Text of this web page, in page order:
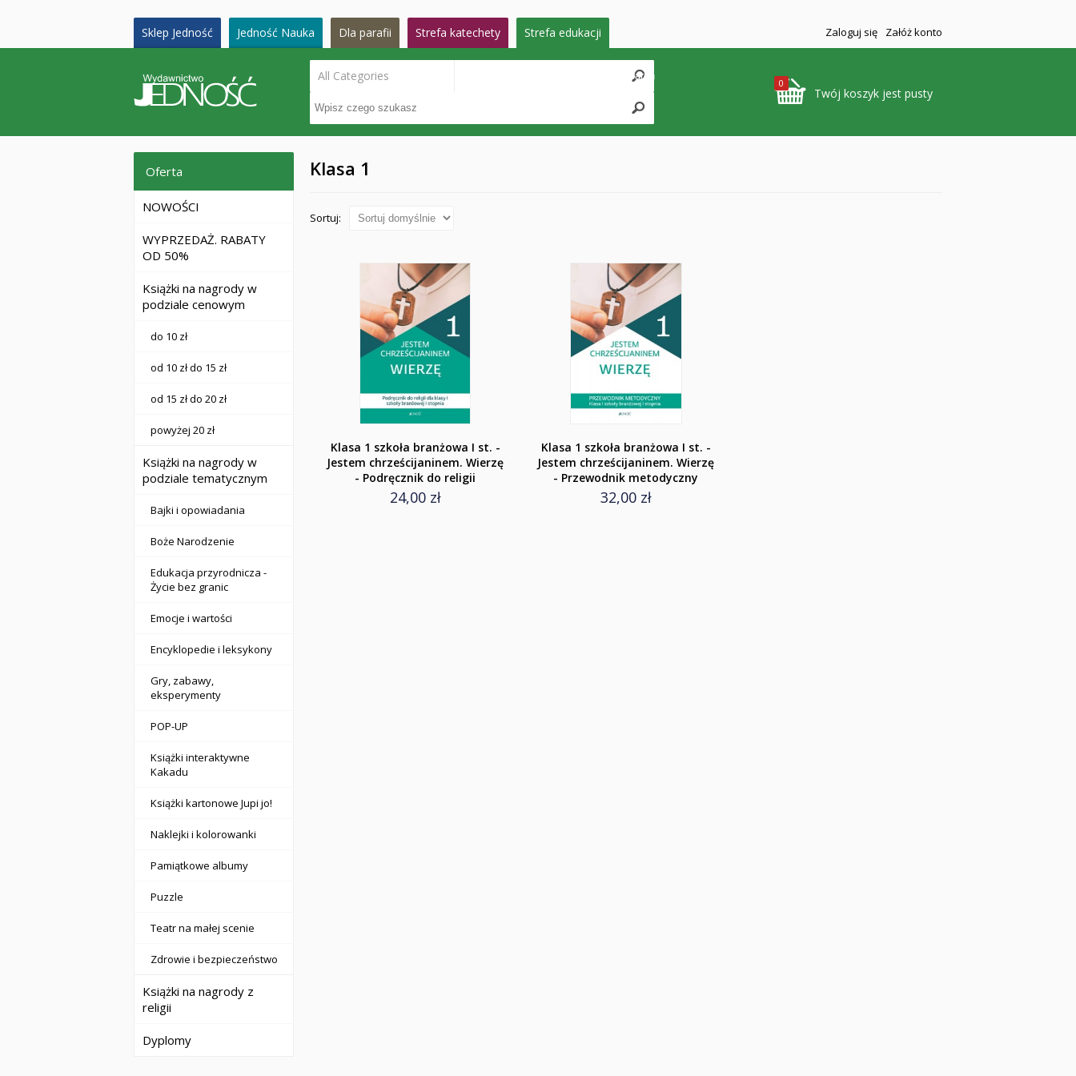
Sklep Jedność Jedność Nauka Dla parafii Strefa katechety Strefa edukacji Zaloguj się Załóż konto
All Categories Search
0
Twój koszyk jest pusty
Oferta
NOWOŚCI
WYPRZEDAŻ. RABATY
OD 50%
Książki na nagrody w
podziale cenowym
do 10 zł
od 10 zł do 15 zł
od 15 zł do 20 zł
powyżej 20 zł
Książki na nagrody w
podziale tematycznym
Bajki i opowiadania
Boże Narodzenie
Edukacja przyrodnicza -
Życie bez granic
Emocje i wartości
Encyklopedie i leksykony
Gry, zabawy,
eksperymenty
POP-UP
Książki interaktywne
Kakadu
Książki kartonowe Jupi jo!
Naklejki i kolorowanki
Pamiątkowe albumy
Puzzle
Teatr na małej scenie
Zdrowie i bezpieczeństwo
Książki na nagrody z
religii
Dyplomy
Klasa 1
Sortuj:
Klasa 1 szkoła branżowa I st. -
Jestem chrześcijaninem. Wierzę
- Podręcznik do religii
24,00 zł
Klasa 1 szkoła branżowa I st. -
Jestem chrześcijaninem. Wierzę
- Przewodnik metodyczny
32,00 zł